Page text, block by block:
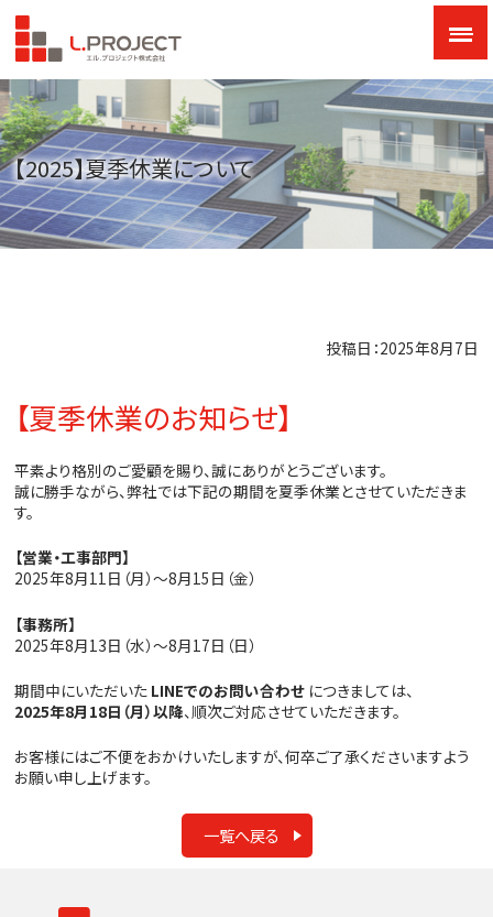
【2025】夏季休業について
投稿日：2025年8月7日
【夏季休業のお知らせ】
平素より格別のご愛顧を賜り、誠にありがとうございます。
誠に勝手ながら、弊社では下記の期間を夏季休業とさせていただきま
す。
【営業・工事部門】
2025年8月11日（月）～8月15日（金）
【事務所】
2025年8月13日（水）～8月17日（日）
期間中にいただいた LINEでのお問い合わせ につきましては、
2025年8月18日（月）以降、順次ご対応させていただきます。
お客様にはご不便をおかけいたしますが、何卒ご了承くださいますよう
お願い申し上げます。
一覧へ戻る